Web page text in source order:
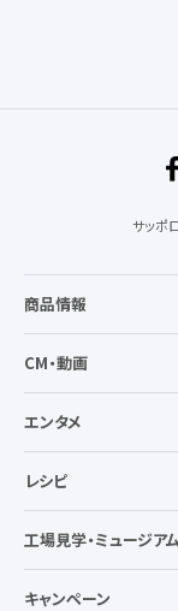
サッポ
商品情報
CM・動画
エンタメ
レシピ
工場見学・ミュージアム
キャンペーン